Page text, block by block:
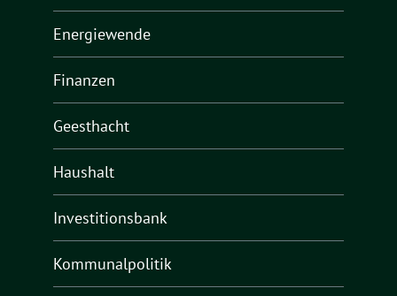
Energiewende
Finanzen
Geesthacht
Haushalt
Investitionsbank
Kommunalpolitik